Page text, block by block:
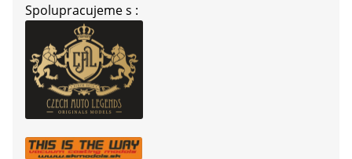
Spolupracujeme s :